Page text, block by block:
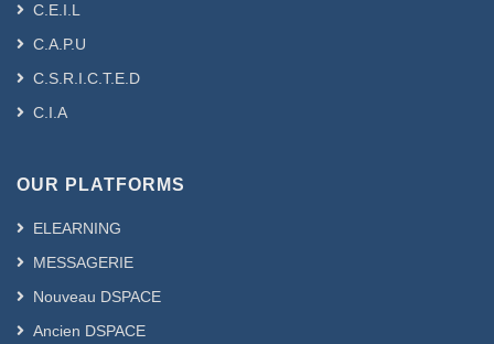
C.E.I.L
C.A.P.U
C.S.R.I.C.T.E.D
C.I.A
OUR PLATFORMS
ELEARNING
MESSAGERIE
Nouveau DSPACE
Ancien DSPACE